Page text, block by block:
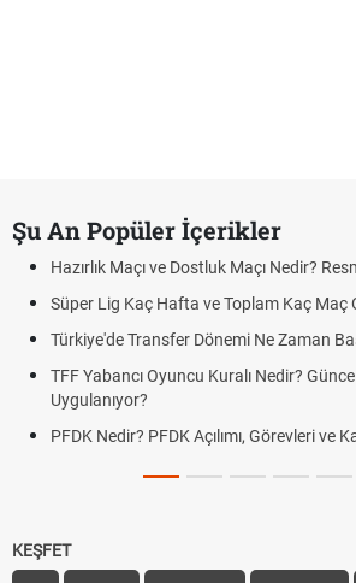
Şu An Popüler İçerikler
Hazırlık Maçı ve Dostluk Maçı Nedir?
Süper Lig Kaç Hafta ve Toplam Kaç Maç
Türkiye'de Transfer Dönemi Ne Zaman
TFF Yabancı Oyuncu Kuralı Nedir?
Uygulanıyor?
PFDK Nedir? PFDK Açılımı, Görevleri ve
KEŞFET